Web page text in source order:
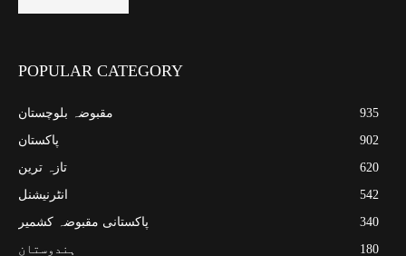
POPULAR CATEGORY
مقبوضہ بلوچستان
935
پاکستان
902
تازہ ترین
620
انٹرنیشنل
542
پاکستانی مقبوضہ کشمیر
340
ہندوستان
180